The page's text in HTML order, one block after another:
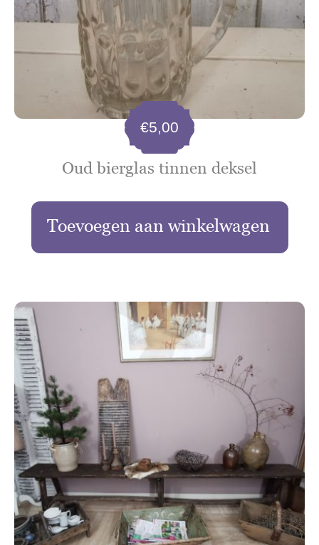
Oud bierglas tinnen deksel
€5,00
Toevoegen aan winkelwagen